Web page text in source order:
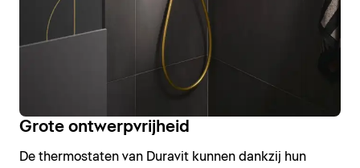
Grote ontwerpvrijheid
De thermostaten van Duravit kunnen dankzij hun